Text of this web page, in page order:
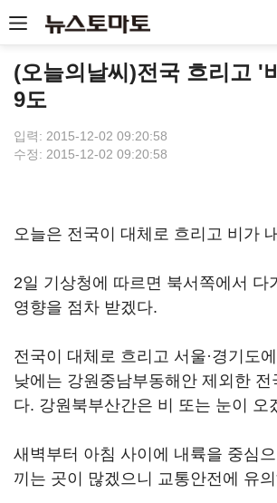
(오늘의날씨)전국 흐리고
9도
입력: 2015-12-02 09:20:58
수정: 2015-12-02 09:20:58
오늘은 전국이 대체로 흐리고 비가
2일 기상청에 따르면 북서쪽에서 다
영향을 점차 받겠다.
전국이 대체로 흐리고 서울·경기도
낮에는 강원중남부동해안 제외한 전
다. 강원북부산간은 비 또는 눈이 오
새벽부터 아침 사이에 내륙을 중심으
끼는 곳이 많겠으니 교통안전에 유